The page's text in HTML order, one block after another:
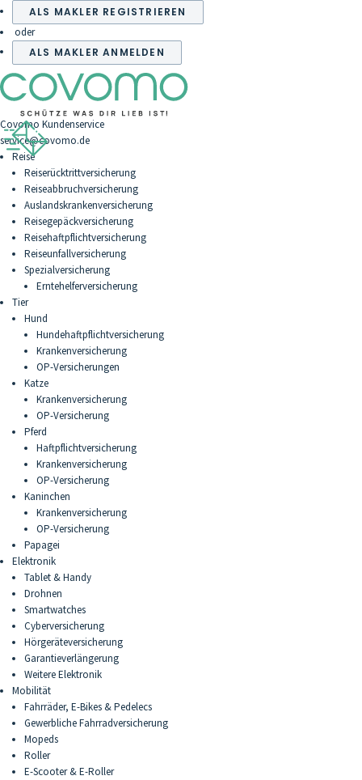
ALS MAKLER REGISTRIEREN
oder
ALS MAKLER ANMELDEN
Covomo Kundenservice
service@covomo.de
Reise
Reiserücktrittversicherung
Reiseabbruchversicherung
Auslandskrankenversicherung
Reisegepäckversicherung
Reisehaftpflichtversicherung
Reiseunfallversicherung
Spezialversicherung
Erntehelferversicherung
Tier
Hund
Hundehaftpflichtversicherung
Krankenversicherung
OP-Versicherungen
Katze
Krankenversicherung
OP-Versicherung
Pferd
Haftpflichtversicherung
Krankenversicherung
OP-Versicherung
Kaninchen
Krankenversicherung
OP-Versicherung
Papagei
Elektronik
Tablet & Handy
Drohnen
Smartwatches
Cyberversicherung
Hörgeräteversicherung
Garantieverlängerung
Weitere Elektronik
Mobilität
Fahrräder, E-Bikes & Pedelecs
Gewerbliche Fahrradversicherung
Mopeds
Roller
E-Scooter & E-Roller